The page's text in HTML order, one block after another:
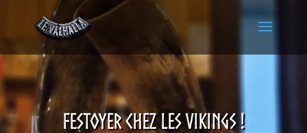
FESTOYER CHEZ LES VIKINGS !